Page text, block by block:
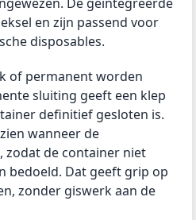
De geïntegreerde
en zijn passend voor
disposables.
of permanent worden
sluiting geeft een klep
definitief gesloten is.
wanneer de
zodat de container niet
bedoeld. Dat geeft grip op
zonder giswerk aan de